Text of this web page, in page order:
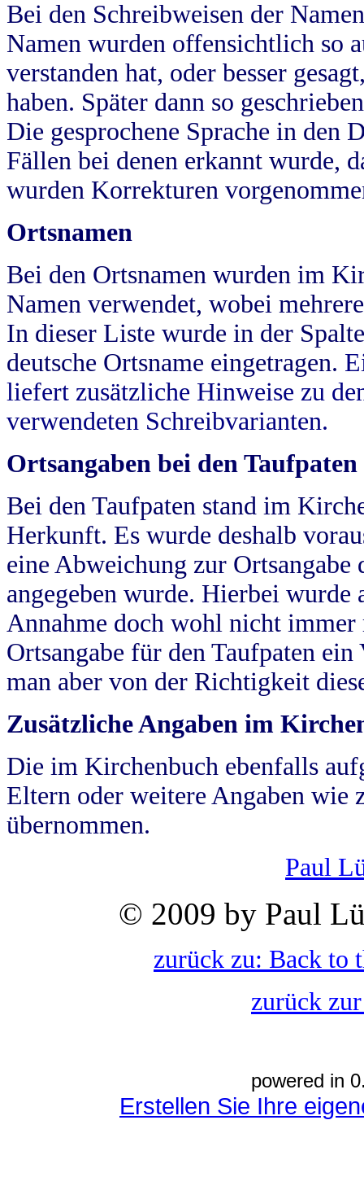
Bei den Schreibweisen der
Namen wurden offensichtlich so
verstanden hat, oder besser
haben. Später dann so
Die gesprochene Sprache in
Fällen bei denen erkannt wurde,
wurden Korrekturen
Ortsnamen
Bei den Ortsnamen wurden im
Namen verwendet, wobei
In dieser Liste wurde in der
deutsche Ortsname eingetragen.
liefert zusätzliche Hinweise zu
verwendeten Schreibvarianten.
Ortsangaben bei den Taufpaten
Bei den Taufpaten stand im
Herkunft. Es wurde deshalb
eine Abweichung zur
angegeben wurde. Hierbei wurde
Annahme doch wohl nicht
Ortsangabe für den Taufpaten
man aber von der Richtigkeit
Zusätzliche Angaben im
Die im Kirchenbuch ebenfalls
Eltern oder weitere Angaben wie
übernommen.
Paul
© 2009 by Paul
zurück zu: Back to
zurück
powered in
Erstellen Sie Ihre